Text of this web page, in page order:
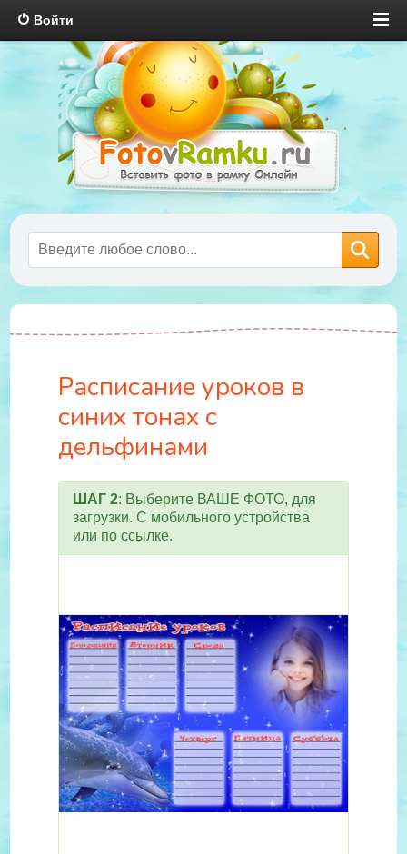
Войти
Расписание уроков в
синих тонах с
дельфинами
ШАГ 2: Выберите ВАШЕ ФОТО, для
загрузки. С мобильного устройства
или по ссылке.